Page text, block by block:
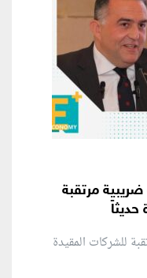
مرتقبة
للشركات المقيدة